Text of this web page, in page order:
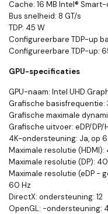
Cache: 16 MB Intel®
Bus snelheid: 8 GT/s
TDP: 45 W
Configureerbare TDP-up
Configureerbare TDP-up:
GPU-specificaties
GPU-naam: Intel UHD
Grafische basisfrequentie:
Grafische maximale
Grafische uitvoer: eDP/DP/
4K-ondersteuning: Ja, op
Maximale resolutie
Maximale resolutie (DP):
Maximale resolutie (eDP -
60 Hz
DirectX: ondersteuning: 12
OpenGL: -ondersteuning: